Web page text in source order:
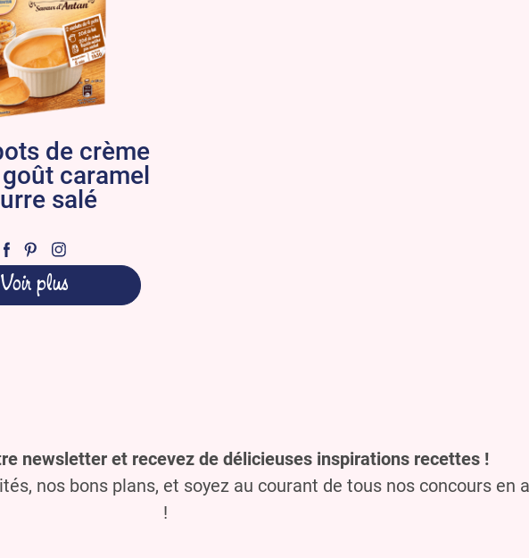
de crème
caramel
salé
Voir plus
newsletter et recevez de délicieuses inspirations recettes !
nos bons plans, et soyez au courant de tous nos concours en
!